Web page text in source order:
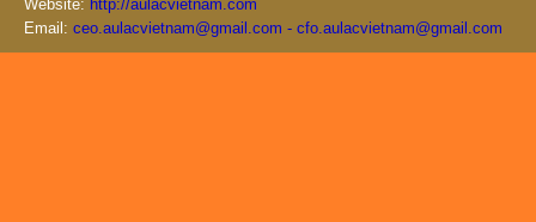
Website: http://aulacvietnam.com
Email: ceo.aulacvietnam@gmail.com - cfo.aulacvietnam@gmail.com